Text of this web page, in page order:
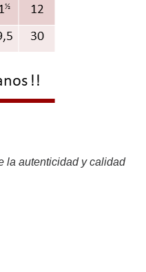
la autenticidad y calidad